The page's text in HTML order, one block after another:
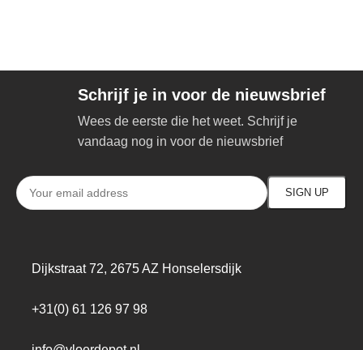
Schrijf je in voor de nieuwsbrief
Wees de eerste die het weet. Schrijf je
vandaag nog in voor de nieuwsbrief
Dijkstraat 72, 2675 AZ Honselersdijk
+31(0) 61 126 97 98